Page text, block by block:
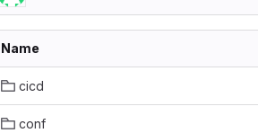
Name
cicd
conf